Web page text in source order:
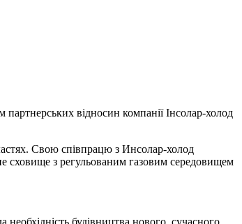
відносин компанії Інсолар-холод
Свою співпрацю з Инсолар-холод
сховище з регульованим газовим середовищем
будівництва нового, сучасного